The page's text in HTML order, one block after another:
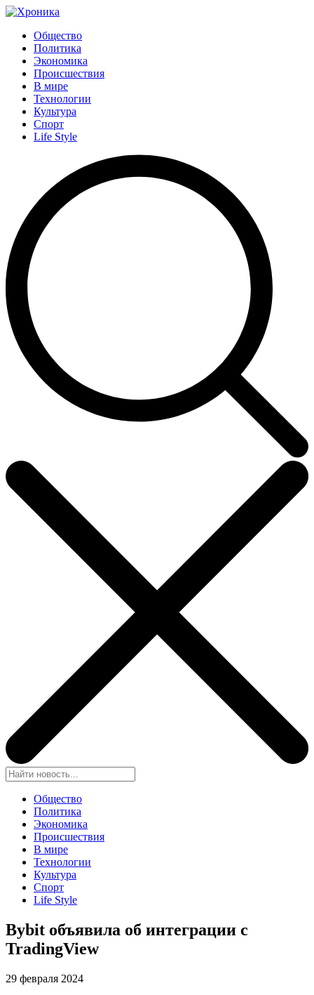
Общество
Политика
Экономика
Происшествия
В мире
Технологии
Культура
Спорт
Life Style
Общество
Политика
Экономика
Происшествия
В мире
Технологии
Культура
Спорт
Life Style
Bybit объявила об интеграции с
TradingView
29 февраля 2024